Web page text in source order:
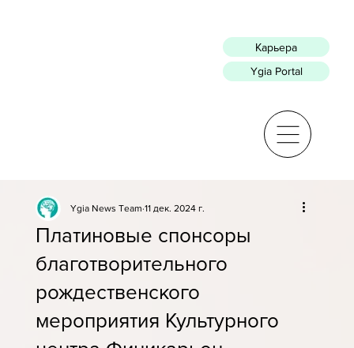
Карьера
Ygia Portal
Платиновые спонсоры
благотворительного
рождественского
мероприятия Культурного
Ygia News Team 11 дек. 2024 г.